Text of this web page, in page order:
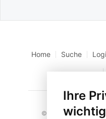
Ihre
wichtig
Home Suche
© 2023 BLO24.at –